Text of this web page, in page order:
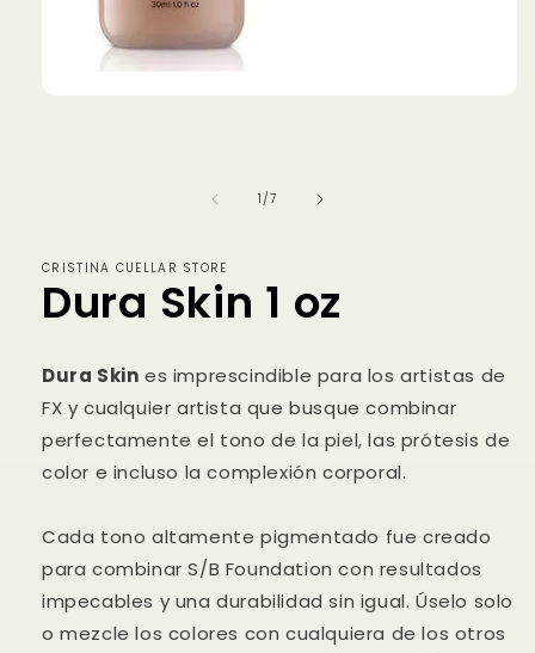
1/de
7
CRISTINA CUELLAR STORE
Dura Skin 1 oz
Dura Skin es imprescindible para los artistas de
FX y cualquier artista que busque combinar
perfectamente el tono de la piel, las prótesis de
color e incluso la complexión corporal.
Cada tono altamente pigmentado fue creado
para combinar S/B Foundation con resultados
impecables y una durabilidad sin igual. Úselo solo
o mezcle los colores con cualquiera de los otros